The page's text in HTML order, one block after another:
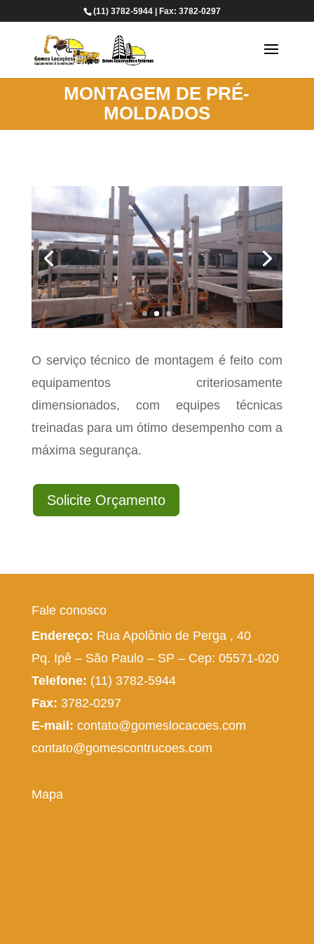
(11) 3782-5944 | Fax: 3782-0297
MONTAGEM DE PRÉ-
MOLDADOS
O serviço técnico de montagem é feito com
equipamentos criteriosamente
dimensionados, com equipes técnicas
treinadas para um ótimo desempenho com a
máxima segurança.
Solicite Orçamento
Fale conosco
Endereço: Rua Apolônio de Perga , 40
Pq. Ipê – São Paulo – SP – Cep: 05571-020
Telefone: (11) 3782-5944
Fax: 3782-0297
E-mail: contato@gomeslocacoes.com
contato@gomescontrucoes.com
Mapa